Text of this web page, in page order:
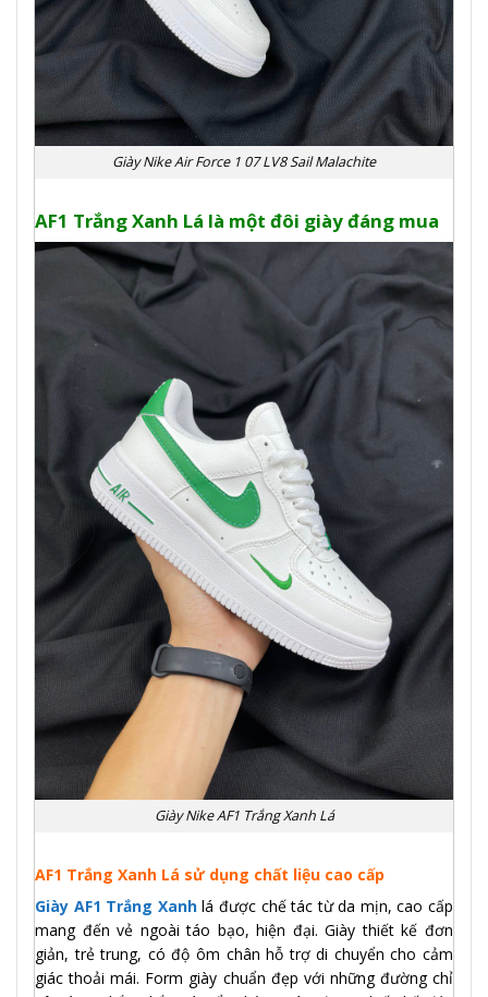
Giày Nike Air Force 1 07 LV8 Sail Malachite
AF1 Trắng Xanh Lá là một đôi giày đáng mua
Giày Nike AF1 Trắng Xanh Lá
AF1 Trắng Xanh Lá sử dụng chất liệu cao cấp
Giày AF1 Trắng Xanhlá được chế tác từ da mịn, cao cấp
mang đến vẻ ngoài táo bạo, hiện đại. Giày thiết kế đơn
giản, trẻ trung, có độ ôm chân hỗ trợ di chuyển cho cảm
giác thoải mái. Form giày chuẩn đẹp với những đường chỉ